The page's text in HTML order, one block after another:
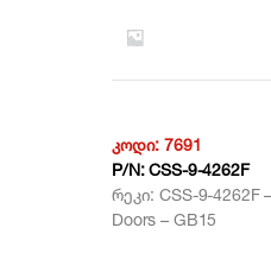
კოდი:7691
P/N:CSS-9-4262F
რეკი: CSS-9-4262F
Doors – GB15